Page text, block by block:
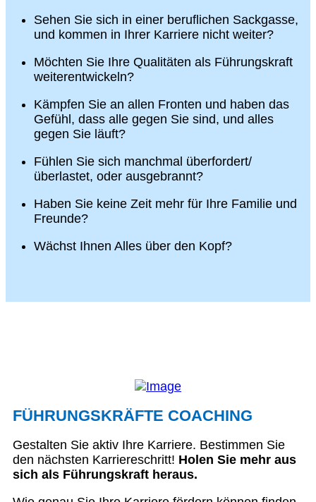
Sehen Sie sich in einer beruflichen Sackgasse,
und kommen in Ihrer Karriere nicht weiter?
Möchten Sie Ihre Qualitäten als Führungskraft
weiterentwickeln?
Kämpfen Sie an allen Fronten und haben das
Gefühl, dass alle gegen Sie sind, und alles
gegen Sie läuft?
Fühlen Sie sich manchmal überfordert/
überlastet, oder ausgebrannt?
Haben Sie keine Zeit mehr für Ihre Familie und
Freunde?
Wächst Ihnen Alles über den Kopf?
FÜHRUNGSKRÄFTE COACHING
Gestalten Sie aktiv Ihre Karriere. Bestimmen Sie
den nächsten Karriereschritt! Holen Sie mehr aus
sich als Führungskraft heraus.